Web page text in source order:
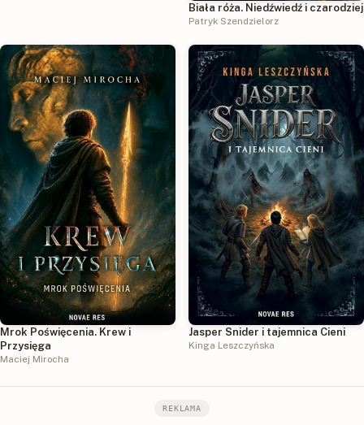
Biała róża. Niedźwiedź i czarodziej
Patryk Szendzielorz
Mrok Poświęcenia. Krew i
Przysięga
Maciej Mirocha
Jasper Snider i tajemnica Cieni
Kinga Leszczyńska
REKLAMA